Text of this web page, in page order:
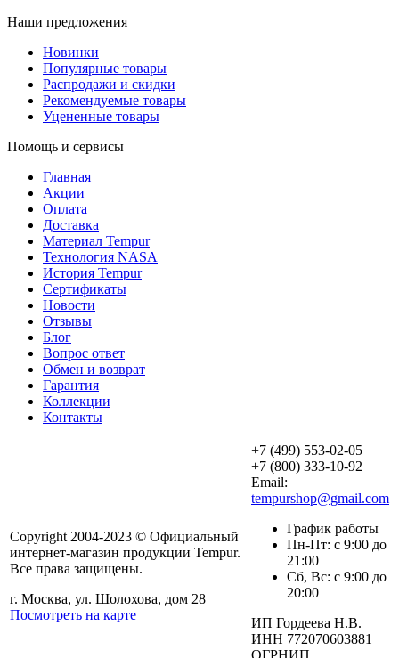
Наши предложения
Новинки
Популярные товары
Распродажи и скидки
Рекомендуемые товары
Уцененные товары
Помощь и сервисы
Главная
Акции
Оплата
Доставка
Материал Tempur
Технология NASA
История Tempur
Сертификаты
Новости
Отзывы
Блог
Вопрос ответ
Обмен и возврат
Гарантия
Коллекции
Контакты
Copyright 2004-2023 © Официальный
интернет-магазин продукции Tempur.
Все права защищены.
г. Москва, ул. Шолохова, дом 28
Посмотреть на карте
+7 (499) 553-02-05
+7 (800) 333-10-92
Email:
tempurshop@gmail.com
График работы
Пн-Пт: с 9:00 до
21:00
Сб, Вс: с 9:00 до
20:00
ИП Гордеева Н.В.
ИНН 772070603881
ОГРНИП